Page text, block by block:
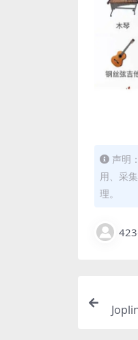
声明
用、采
理。